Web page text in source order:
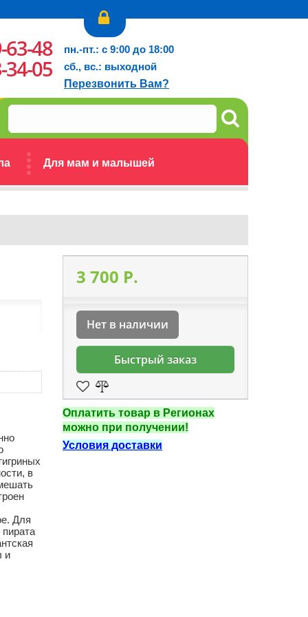
Для мам и малышей
63-48
34-05
пн.-пт.: с 9:00 до 18:00
сб., вс.: выходной
Перезвонить Вам?
в
Для
и
3 700 P.
Нет в наличии
Быстрый заказ
Оплатить товар в Регионах
можно при получении!
Условия доставки